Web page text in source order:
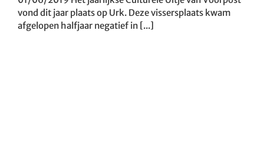
vond dit jaar plaats op Urk. Deze vissersplaats kwam
afgelopen halfjaar negatief in [...]